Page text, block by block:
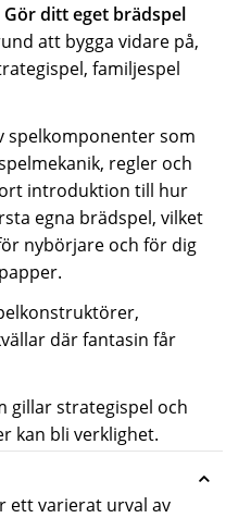
Gör ditt eget brädspel
att bygga vidare på,
familjespel
spelkomponenter som
regler och
introduktion till hur
egna brädspel, vilket
nybörjare och för dig
där fantasin får
gillar strategispel och
kan bli verklighet.
ett varierat urval av